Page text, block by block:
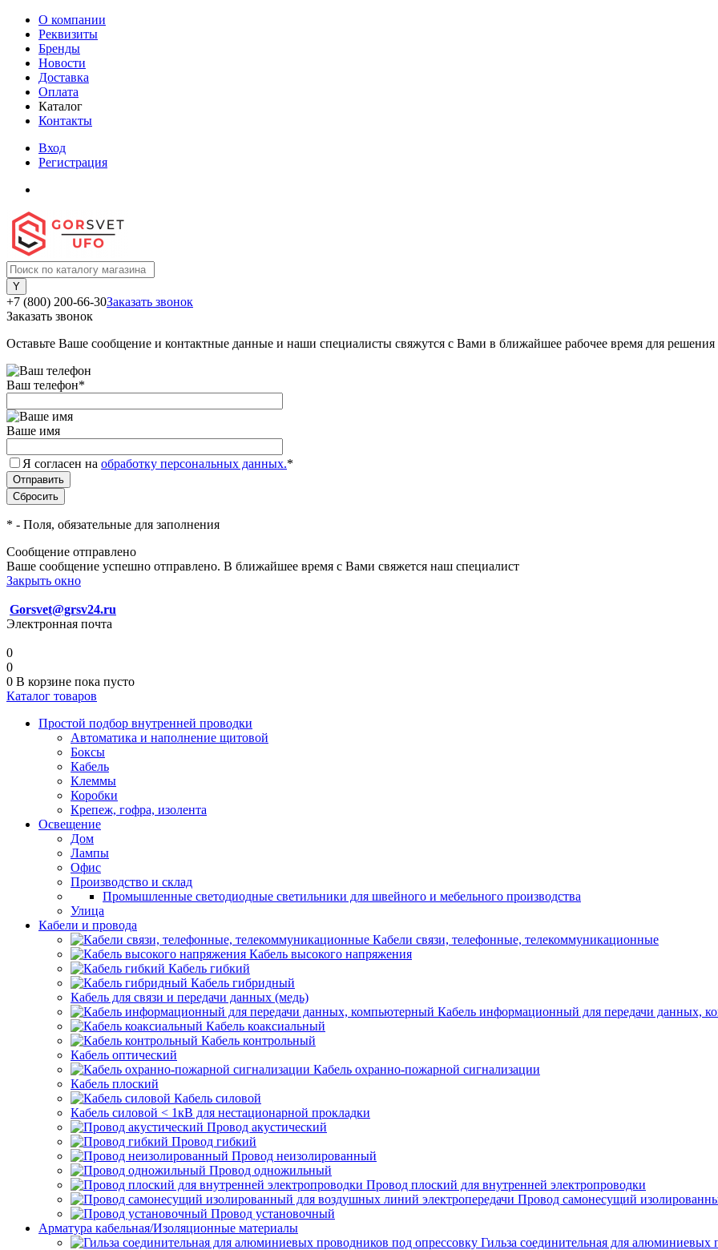
О компании
Реквизиты
Бренды
Новости
Доставка
Оплата
Каталог
Контакты
Вход
Регистрация
+7 (800) 200-66-30Заказать звонок
Заказать звонок
Оставьте Ваше сообщение и контактные данные и наши специалисты свяжутся с Вами в ближайшее рабочее время для
Ваш телефон*
Ваше имя
Я согласен на обработку персональных данных.*
* - Поля, обязательные для заполнения
Сообщение отправлено
Ваше сообщение успешно отправлено. В ближайшее время с Вами свяжется наш специалист
Закрыть окно
Gorsvet@grsv24.ru
Электронная почта
0
0
0 В корзине пока пусто
Каталог товаров
Простой подбор внутренней проводки
Автоматика и наполнение щитовой
Боксы
Кабель
Клеммы
Коробки
Крепеж, гофра, изолента
Освещение
Дом
Лампы
Офис
Производство и склад
Промышленные светодиодные светильники для швейного и мебельного производства
Улица
Кабели и провода
Кабели связи, телефонные, телекоммуникационные
Кабель высокого напряжения
Кабель гибкий
Кабель гибридный
Кабель для связи и передачи данных (медь)
Кабель информационный для передачи данных,
Кабель коаксиальный
Кабель контрольный
Кабель оптический
Кабель охранно-пожарной сигнализации
Кабель плоский
Кабель силовой
Кабель силовой < 1кВ для нестационарной прокладки
Провод акустический
Провод гибкий
Провод неизолированный
Провод одножильный
Провод плоский для внутренней электропроводки
Провод самонесущий
Провод установочный
Арматура кабельная/Изоляционные материалы
Гильза соединительная для алюминиевых